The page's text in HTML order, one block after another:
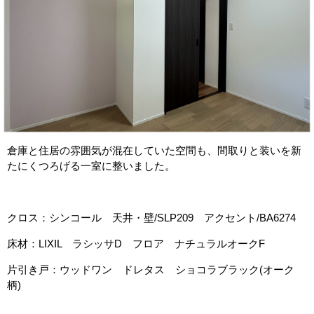
倉庫と住居の雰囲気が混在していた空間も、間取りと装いを新
たにくつろげる一室に整いました。
クロス：シンコール 天井・壁/SLP209 アクセント/BA6274
床材：LIXIL ラシッサD フロア ナチュラルオークF
片引き戸：ウッドワン ドレタス ショコラブラック(オーク
柄)